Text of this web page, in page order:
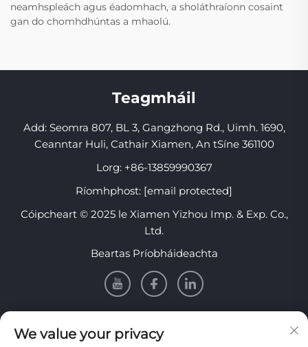
neamhspleách agus éadomhach, a sholáthraíonn cosaint
gan do chomhdhúntas a mhaolú.
Teagmháil
Add: Seomra 807, BL 3, Gangzhong Rd., Uimh. 1690,
Ceanntar Huli, Cathair Xiamen, An tSíne 361100
Lorg: +86-13859990367
Ríomhphost: [email protected]
Cóipcheart © 2025 le Xiamen Yizhou Imp. & Exp. Co.,
Ltd.
Beartas Príobháideachta
EOLAS
We value your privacy